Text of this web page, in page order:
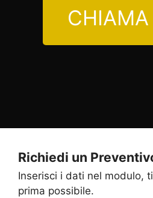
CHIAMA
Richiedi un
Inserisci i dati nel modulo,
prima possibile.